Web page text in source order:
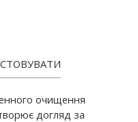
очищення
догляд за